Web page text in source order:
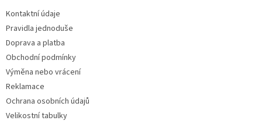
Kontaktní údaje
Pravidla jednoduše
Doprava a platba
Obchodní podmínky
Výměna nebo vrácení
Reklamace
Ochrana osobních údajů
Velikostní tabulky